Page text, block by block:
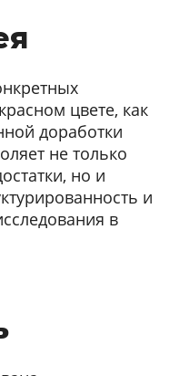
цвете, как
доработки
не только
но и
и
в